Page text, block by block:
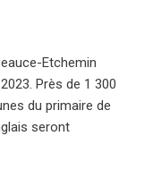
Etchemin
Près de 1 300
du primaire de
seront